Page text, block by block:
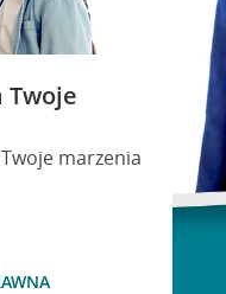
Twoje
marzenia